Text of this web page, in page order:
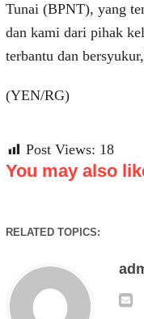
Tunai (BPNT), yang
dan kami dari pihak
terbantu dan
(YEN/RG)
Post Views: 18
You may also
RELATED TOPICS: